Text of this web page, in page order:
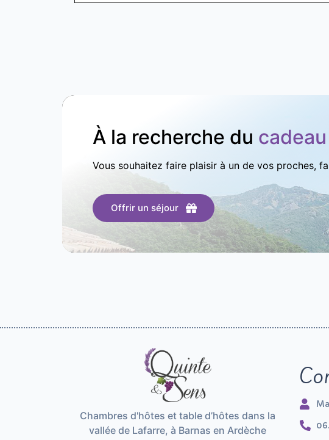
À la recherche du
Vous souhaitez faire plaisir à un de vos proches,
Offrir un séjour
Chambres d'hôtes et table d’hôtes dans la
vallée de Lafarre, à Barnas en Ardèche